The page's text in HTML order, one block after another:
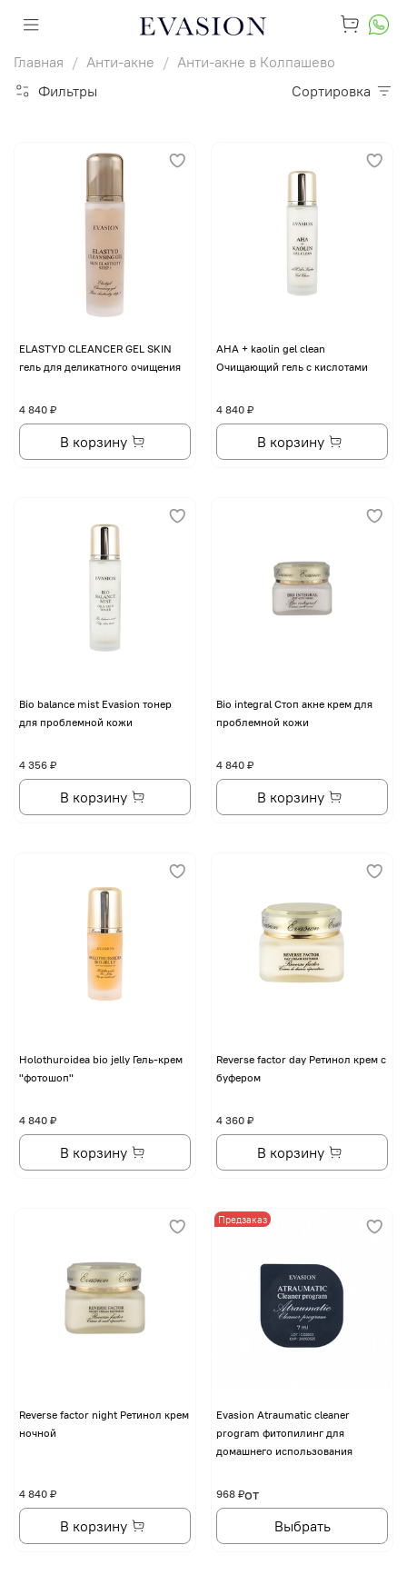
Главная Анти-акне
Анти-акне в Колпашево
Фильтры
Сортировка
ELASTYD CLEANCER GEL SKIN
гель для деликатного очищения
4 840 ₽
В корзину
AHA + kaolin gel clean
Очищающий гель с кислотами
4 840 ₽
В корзину
Bio balance mist Evasion тонер
для проблемной кожи
4 356 ₽
В корзину
Bio integral Стоп акне крем для
проблемной кожи
4 840 ₽
В корзину
Holothuroidea bio jelly Гель-крем
"фотошоп"
4 840 ₽
В корзину
Reverse factor day Ретинол крем с
буфером
4 360 ₽
В корзину
Reverse factor night Ретинол крем
ночной
4 840 ₽
В корзину
Предзаказ
Evasion Atraumatic cleaner
program фитопилинг для
домашнего использования
от
968 ₽
Выбрать